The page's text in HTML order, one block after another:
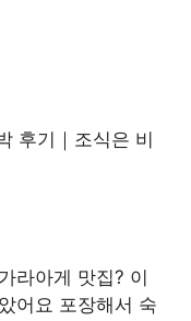
라아게 맛집? 이
어요 포장해서 숙